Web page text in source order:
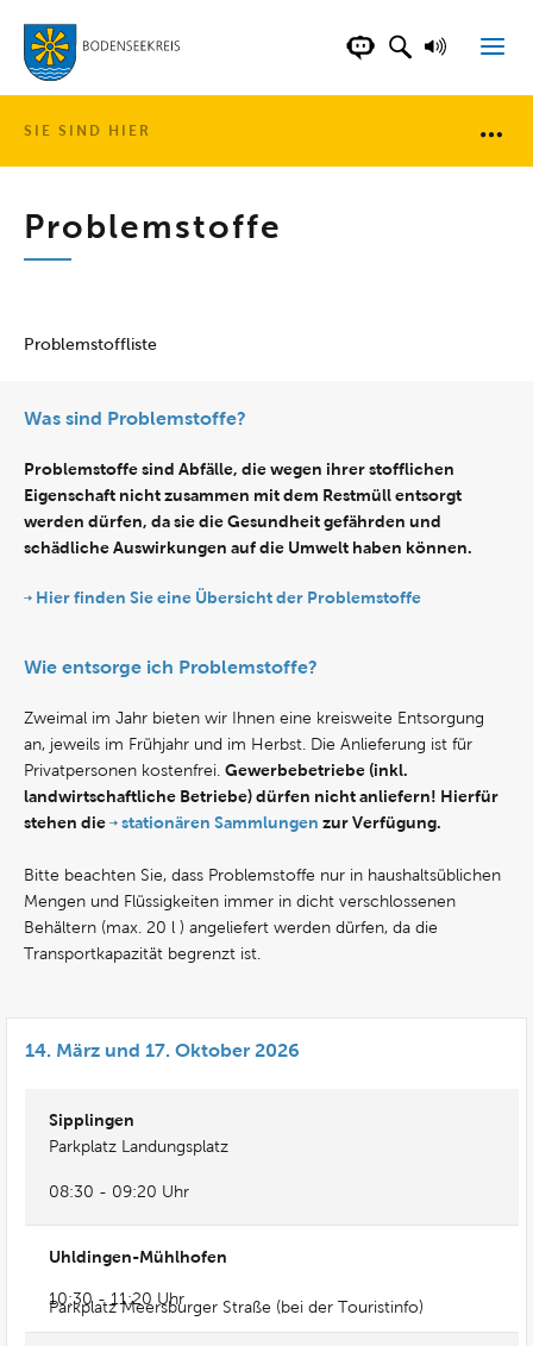
LANDKREISCHATBOT DER
SUCHFELD
SIE SIND HIER
Problemstoffe
Problemstoffliste
Was sind Problemstoffe?
Problemstoffe sind Abfälle, die wegen ihrer stofflichen
Eigenschaft nicht zusammen mit dem Restmüll entsorgt
werden dürfen, da sie die Gesundheit gefährden und
schädliche Auswirkungen auf die Umwelt haben können.
Hier finden Sie eine Übersicht der Problemstoffe
Wie entsorge ich Problemstoffe?
Zweimal im Jahr bieten wir Ihnen eine kreisweite Entsorgung
an, jeweils im Frühjahr und im Herbst. Die Anlieferung ist für
Privatpersonen kostenfrei. Gewerbebetriebe (inkl.
landwirtschaftliche Betriebe) dürfen nicht anliefern! Hierfür
stehen die
stationären Sammlungen zur Verfügung.
Bitte beachten Sie, dass Problemstoffe nur in haushaltsüblichen
Mengen und Flüssigkeiten immer in dicht verschlossenen
Behältern (max. 20 l ) angeliefert werden dürfen, da die
Transportkapazität begrenzt ist.
14. März und 17. Oktober 2026
Sipplingen
Parkplatz Landungsplatz
08:30 - 09:20 Uhr
Uhldingen-Mühlhofen
Parkplatz Meersburger Straße (bei der Touristinfo)
10:30 - 11:20 Uhr